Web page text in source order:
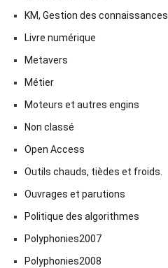
KM, Gestion des connaissances
Livre numérique
Metavers
Métier
Moteurs et autres engins
Non classé
Open Access
Outils chauds, tièdes et froids.
Ouvrages et parutions
Politique des algorithmes
Polyphonies2007
Polyphonies2008